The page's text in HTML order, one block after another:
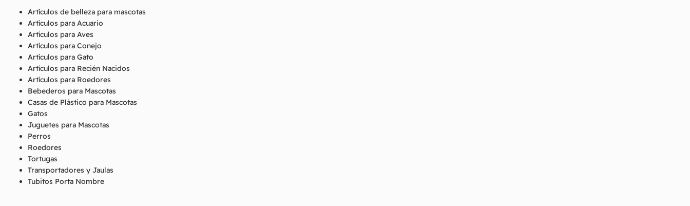
Artículos de belleza para mascotas
Artículos para Acuario
Artículos para Aves
Artículos para Conejo
Artículos para Gato
Artículos para Recién Nacidos
Artículos para Roedores
Bebederos para Mascotas
Casas de Plástico para Mascotas
Gatos
Juguetes para Mascotas
Perros
Roedores
Tortugas
Transportadores y Jaulas
Tubitos Porta Nombre